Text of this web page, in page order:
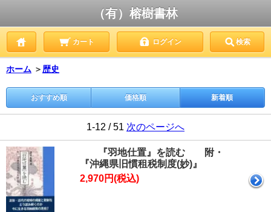
（有）榕樹書林
カート ログイン 検索
ホーム ＞ 歴史
おすすめ順 価格順 新着順
1-12 / 51 次のページへ
『羽地仕置』を読む 附・
『沖縄県旧慣租税制度(妙)』
2,970円(税込)